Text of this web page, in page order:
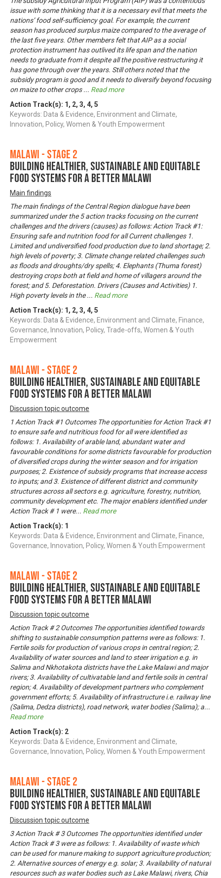
issue with some thinking that it is a necessary evil that meets the
nations’ food self-sufficiency goal. For example, the current
season has produced surplus maize compared to the average of
the last five years. Other members felt that AIP as a social
protection instrument has outlived its life span and the nation
needs to graduate from it despite all the positive restructuring it
has gone through over the years. Still others noted that the
subsidy program is good and it needs to diversify beyond focusing
on maize to other crops... Read more
Action Track(s): 1 , 2, 3, 4, 5
Keywords: Data & Evidence, Environment and Climate,
Innovation, Policy, Women & Youth Empowerment
Malawi - Stage 2
Building Healthier, Sustainable and Equitable
Food Systems for a Better Malawi
Main findings
The main findings of the Central Region dialogue have been
summarized under the 5 action tracks focusing on the current
challenges and the drivers (causes) as follows: Action Track #1:
Ensuring safe and nutrition food for all Current challenges 1.
Limited and undiversified food production due to land shortage; 2.
high levels of poverty; 3. Climate change related challenges such
as floods and droughts/dry spells; 4. Elephants (Thuma forest)
destroying crops both at field and home of villagers around the
forest; and 5. Deforestation. Drivers (Causes and Activities) 1.
High poverty levels in the... Read more
Action Track(s): 1 , 2, 3, 4, 5
Keywords: Data & Evidence, Environment and Climate, Finance,
Governance, Innovation, Policy, Trade-offs, Women & Youth
Empowerment
Malawi - Stage 2
Building Healthier, Sustainable and Equitable
Food Systems for a Better Malawi
Discussion topic outcome
1 Action Track #1 Outcomes The opportunities for Action Track #1
to ensure safe and nutritious food for all were identified as
follows: 1. Availability of arable land, abundant water and
favourable conditions for some districts favourable for production
of diversified crops during the winter season and for irrigation
purposes; 2. Existence of subsidy programs that increase access
to inputs; and 3. Existence of different district and community
structures across all sectors e.g. agriculture, forestry, nutrition,
community development etc. The major enablers identified under
Action Track # 1 were... Read more
Action Track(s): 1
Keywords: Data & Evidence, Environment and Climate, Finance,
Governance, Innovation, Policy, Women & Youth Empowerment
Malawi - Stage 2
Building Healthier, Sustainable and Equitable
Food Systems for a Better Malawi
Discussion topic outcome
Action Track # 2 Outcomes The opportunities identified towards
shifting to sustainable consumption patterns were as follows: 1.
Fertile soils for production of various crops in central region; 2.
Availability of water sources and land to steer irrigation e.g. in
Salima and Nkhotakota districts have the Lake Malawi and major
rivers; 3. Availability of cultivatable land and fertile soils in central
region; 4. Availability of development partners who complement
government efforts; 5. Availability of infrastructure i.e. railway line
(Salima, Dedza districts), road network, water bodies (Salima); a...
Read more
Action Track(s): 2
Keywords: Data & Evidence, Environment and Climate,
Governance, Innovation, Policy, Women & Youth Empowerment
Malawi - Stage 2
Building Healthier, Sustainable and Equitable
Food Systems for a Better Malawi
Discussion topic outcome
3 Action Track # 3 Outcomes The opportunities identified under
Action Track # 3 were as follows: 1. Availability of waste which
can be used for manure making to support agriculture production;
2. Alternative sources of energy e.g. solar; 3. Availability of natural
resources such as water bodies such as Lake Malawi, rivers, Chia